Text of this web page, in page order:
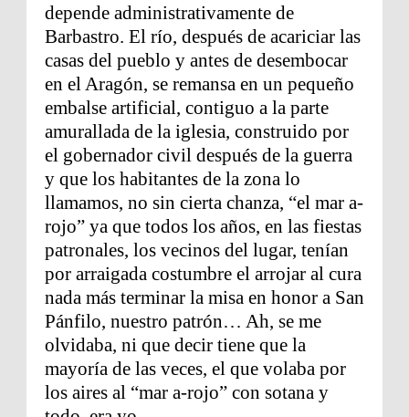
depende administrativamente de
Barbastro. El río, después de acariciar las
casas del pueblo y antes de desembocar
en el Aragón, se remansa en un pequeño
embalse artificial, contiguo a la parte
amurallada de la iglesia, construido por
el gobernador civil después de la guerra
y que los habitantes de la zona lo
llamamos, no sin cierta chanza, “el mar a-
rojo” ya que todos los años, en las fiestas
patronales, los vecinos del lugar, tenían
por arraigada costumbre el arrojar al cura
nada más terminar la misa en honor a San
Pánfilo, nuestro patrón… Ah, se me
olvidaba, ni que decir tiene que la
mayoría de las veces, el que volaba por
los aires al “mar a-rojo” con sotana y